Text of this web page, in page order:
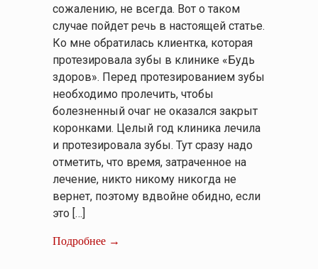
сожалению, не всегда. Вот о таком
случае пойдет речь в настоящей статье.
Ко мне обратилась клиентка, которая
протезировала зубы в клинике «Будь
здоров». Перед протезированием зубы
необходимо пролечить, чтобы
болезненный очаг не оказался закрыт
коронками. Целый год клиника лечила
и протезировала зубы. Тут сразу надо
отметить, что время, затраченное на
лечение, никто никому никогда не
вернет, поэтому вдвойне обидно, если
это […]
Подробнее →